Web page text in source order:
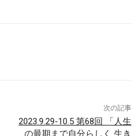
次の記事
2023.9.29-10.5 第68回 「人生
の最期まで自分らしく 生き